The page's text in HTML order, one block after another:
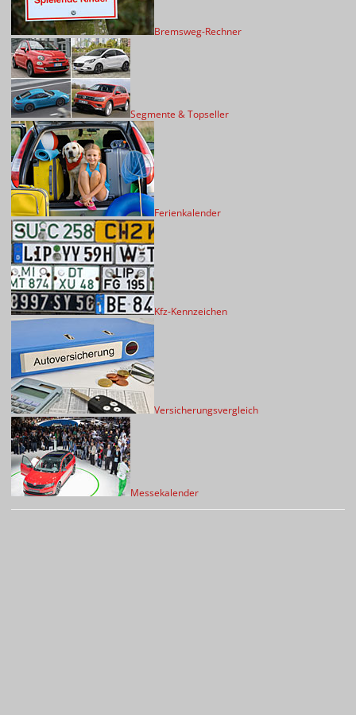
Bremsweg-Rechner
Segmente & Topseller
Ferienkalender
Kfz-Kennzeichen
Versicherungsvergleich
Messekalender